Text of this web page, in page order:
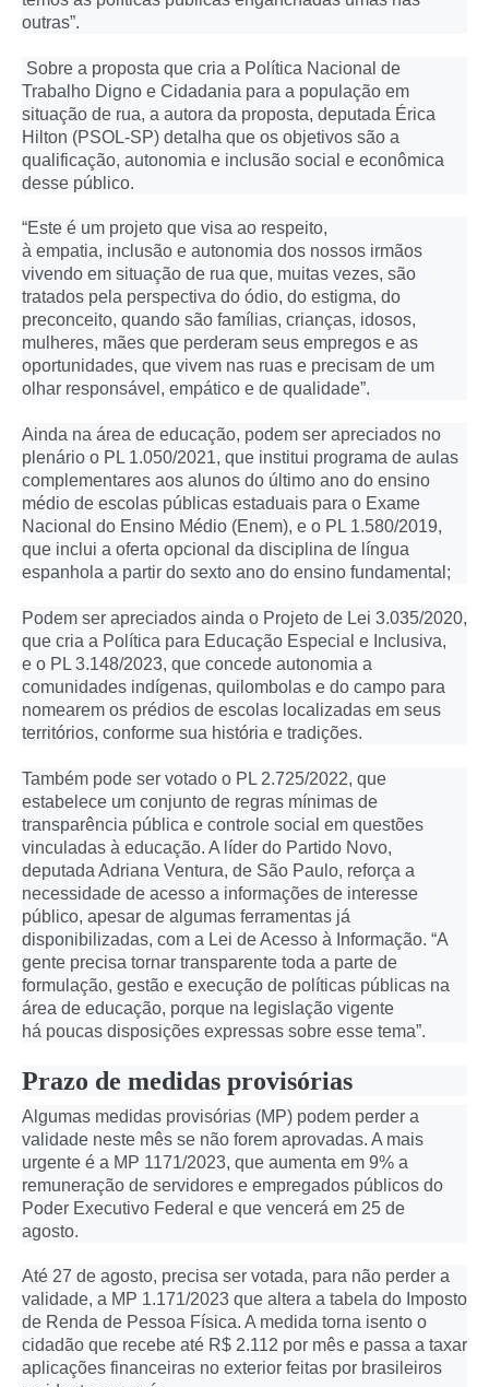
outras”.
Sobre a proposta que cria a Política Nacional de
Trabalho Digno e Cidadania para a população em
situação de rua, a autora da proposta, deputada Érica
Hilton (PSOL-SP) detalha que os objetivos são a
qualificação, autonomia e inclusão social e econômica
desse público.
“Este é um projeto que visa ao respeito,
à empatia, inclusão e autonomia dos nossos irmãos
vivendo em situação de rua que, muitas vezes, são
tratados pela perspectiva do ódio, do estigma, do
preconceito, quando são famílias, crianças, idosos,
mulheres, mães que perderam seus empregos e as
oportunidades, que vivem nas ruas e precisam de um
olhar responsável, empático e de qualidade”.
Ainda na área de educação, podem ser apreciados no
plenário o PL 1.050/2021, que institui programa de aulas
complementares aos alunos do último ano do ensino
médio de escolas públicas estaduais para o Exame
Nacional do Ensino Médio (Enem), e o PL 1.580/2019,
que inclui a oferta opcional da disciplina de língua
espanhola a partir do sexto ano do ensino fundamental;
Podem ser apreciados ainda o Projeto de Lei 3.035/2020,
que cria a Política para Educação Especial e Inclusiva,
e o PL 3.148/2023, que concede autonomia a
comunidades indígenas, quilombolas e do campo para
nomearem os prédios de escolas localizadas em seus
territórios, conforme sua história e tradições.
Também pode ser votado o PL 2.725/2022, que
estabelece um conjunto de regras mínimas de
transparência pública e controle social em questões
vinculadas à educação. A líder do Partido Novo,
deputada Adriana Ventura, de São Paulo, reforça a
necessidade de acesso a informações de interesse
público, apesar de algumas ferramentas já
disponibilizadas, com a Lei de Acesso à Informação. “A
gente precisa tornar transparente toda a parte de
formulação, gestão e execução de políticas públicas na
área de educação, porque na legislação vigente
há poucas disposições expressas sobre esse tema”.
Prazo de medidas provisórias
Algumas medidas provisórias (MP) podem perder a
validade neste mês se não forem aprovadas. A mais
urgente é a MP 1171/2023, que aumenta em 9% a
remuneração de servidores e empregados públicos do
Poder Executivo Federal e que vencerá em 25 de
agosto.
Até 27 de agosto, precisa ser votada, para não perder a
validade, a MP 1.171/2023 que altera a tabela do Imposto
de Renda de Pessoa Física. A medida torna isento o
cidadão que recebe até R$ 2.112 por mês e passa a taxar
aplicações financeiras no exterior feitas por brasileiros